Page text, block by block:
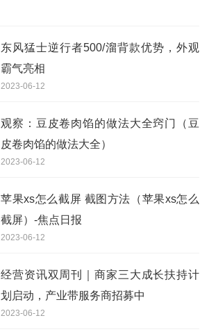
东风猛士逆行者500/溜背款优势，外观
霸气亮相
2023-06-12
观察：豆皮卷肉馅的做法大全窍门（豆
皮卷肉馅的做法大全）
2023-06-12
苹果xs怎么截屏 截图方法（苹果xs怎么
截屏）-焦点日报
2023-06-12
经营资讯双周刊｜商家三大成长扶持计
划启动，产业带服务商招募中
2023-06-12